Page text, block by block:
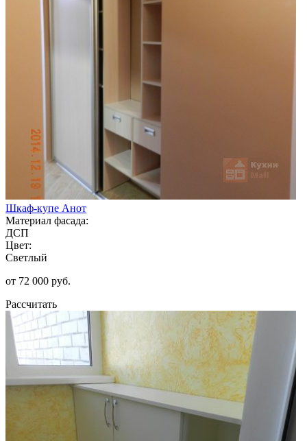
Шкаф-купе Анот
Материал фасада:
ДСП
Цвет:
Светлый
от 72 000 руб.
Рассчитать